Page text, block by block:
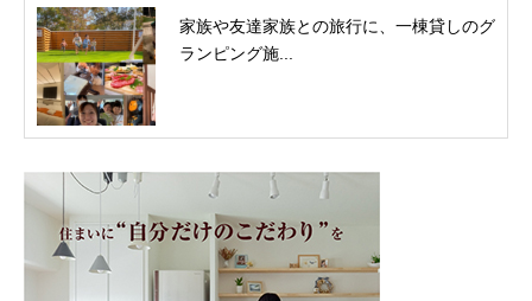
家族や友達家族との旅行に、一棟貸しのグ
ランピング施...